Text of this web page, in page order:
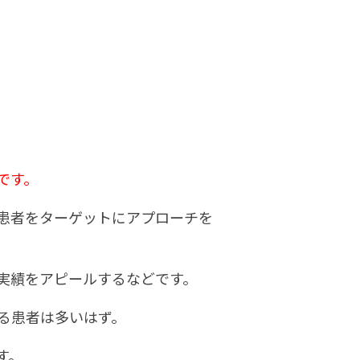
。
者をターゲットにアプローチを
をアピールするなどです。
者は多いはず。